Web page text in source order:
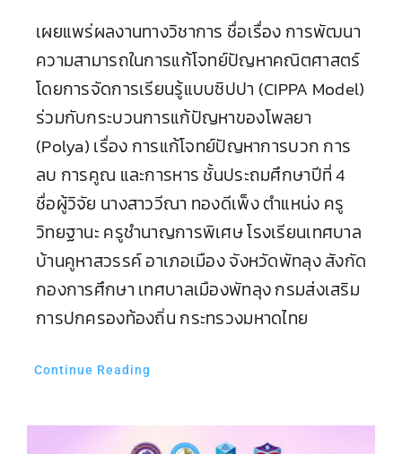
เผยแพร่ผลงานทางวิชาการ ชื่อเรื่อง การพัฒนา
ความสามารถในการแก้โจทย์ปัญหาคณิตศาสตร์
โดยการจัดการเรียนรู้แบบซิปปา (CIPPA Model)
ร่วมกับกระบวนการแก้ปัญหาของโพลยา
(Polya) เรื่อง การแก้โจทย์ปัญหาการบวก การ
ลบ การคูณ และการหาร ชั้นประถมศึกษาปีที่ 4
ชื่อผู้วิจัย นางสาววีณา ทองดีเพ็ง ตำแหน่ง ครู
วิทยฐานะ ครูชำนาญการพิเศษ โรงเรียนเทศบาล
บ้านคูหาสวรรค์ อาเภอเมือง จังหวัดพัทลุง สังกัด
กองการศึกษา เทศบาลเมืองพัทลุง กรมส่งเสริม
การปกครองท้องถิ่น กระทรวงมหาดไทย
Continue Reading